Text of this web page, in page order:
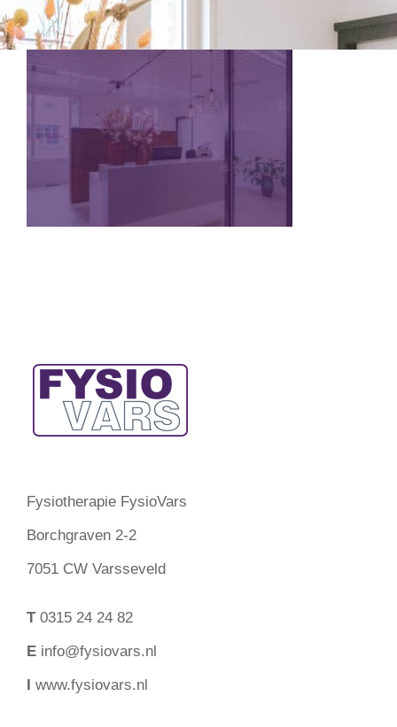
Fysiotherapie FysioVars
Borchgraven 2-2
7051 CW Varsseveld
T0315 24 24 82
E info@fysiovars.nl
I www.fysiovars.nl